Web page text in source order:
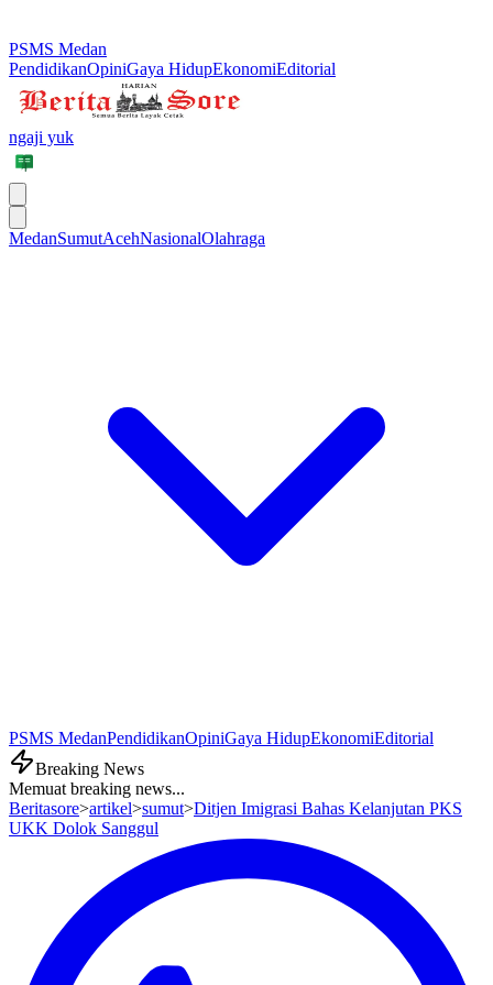
PSMS Medan
PendidikanOpiniGaya HidupEkonomiEditorial
ngaji yuk
MedanSumutAcehNasionalOlahraga
PSMS MedanPendidikanOpiniGaya HidupEkonomiEditorial
Breaking News
Memuat breaking news...
Beritasore>artikel>sumut>Ditjen Imigrasi Bahas Kelanjutan PKS
UKK Dolok Sanggul